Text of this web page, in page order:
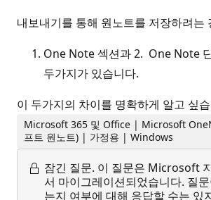
내보내기를 통해 원노트를 저장하려는
One Note 섹션과 2. One Note
두가지가 있습니다.
이 두가지의 차이를 명확하게 알고 싶
Microsoft 365 및 Office | Microsoft
프트 원노트) | 가정용 | Windows
잠긴 질문. 이 질문은 Microsoft
서 마이그레이션되었습니다. 질
는지 여부에 대해 응답할 수는 있